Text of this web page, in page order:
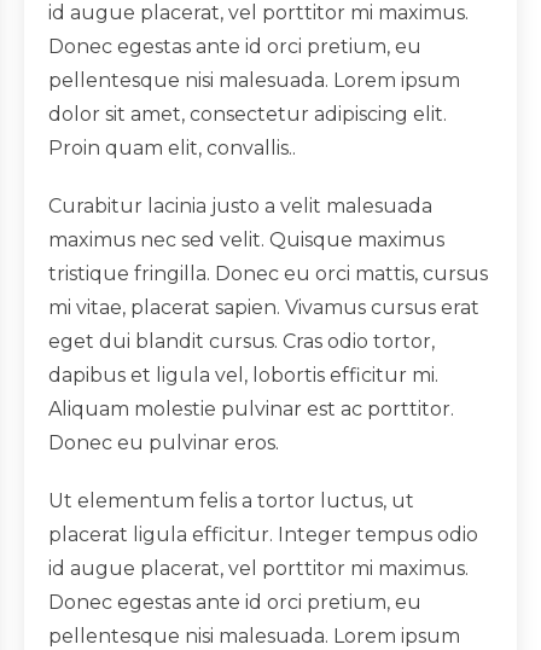
id augue placerat, vel porttitor mi maximus.
Donec egestas ante id orci pretium, eu
pellentesque nisi malesuada. Lorem ipsum
dolor sit amet, consectetur adipiscing elit.
Proin quam elit, convallis..
Curabitur lacinia justo a velit malesuada
maximus nec sed velit. Quisque maximus
tristique fringilla. Donec eu orci mattis, cursus
mi vitae, placerat sapien. Vivamus cursus erat
eget dui blandit cursus. Cras odio tortor,
dapibus et ligula vel, lobortis efficitur mi.
Aliquam molestie pulvinar est ac porttitor.
Donec eu pulvinar eros.
Ut elementum felis a tortor luctus, ut
placerat ligula efficitur. Integer tempus odio
id augue placerat, vel porttitor mi maximus.
Donec egestas ante id orci pretium, eu
pellentesque nisi malesuada. Lorem ipsum